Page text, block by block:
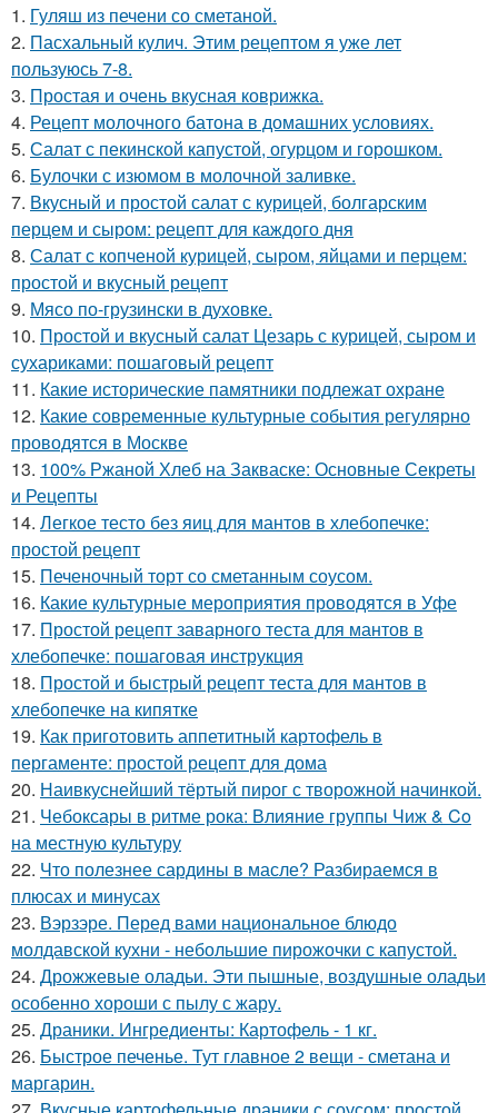
1. Гуляш из печени со сметаной.
2. Пасхальный кулич. Этим рецептом я уже лет
пользуюсь 7-8.
3. Простая и очень вкусная коврижка.
4. Рецепт молочного батона в домашних условиях.
5. Салат с пекинской капустой, огурцом и горошком.
6. Булочки с изюмом в молочной заливке.
7. Вкусный и простой салат с курицей, болгарским
перцем и сыром: рецепт для каждого дня
8. Салат с копченой курицей, сыром, яйцами и перцем:
простой и вкусный рецепт
9. Мясо по-грузински в духовке.
10. Простой и вкусный салат Цезарь с курицей, сыром и
сухариками: пошаговый рецепт
11. Какие исторические памятники подлежат охране
12. Какие современные культурные события регулярно
проводятся в Москве
13. 100% Ржаной Хлеб на Закваске: Основные Секреты
и Рецепты
14. Легкое тесто без яиц для мантов в хлебопечке:
простой рецепт
15. Печеночный торт со сметанным соусом.
16. Какие культурные мероприятия проводятся в Уфе
17. Простой рецепт заварного теста для мантов в
хлебопечке: пошаговая инструкция
18. Простой и быстрый рецепт теста для мантов в
хлебопечке на кипятке
19. Как приготовить аппетитный картофель в
пергаменте: простой рецепт для дома
20. Наивкуснейший тёртый пирог с творожной начинкой.
21. Чебоксары в ритме рока: Влияние группы Чиж & Co
на местную культуру
22. Что полезнее сардины в масле? Разбираемся в
плюсах и минусах
23. Вэрзэре. Перед вами национальное блюдо
молдавской кухни - небольшие пирожочки с капустой.
24. Дрожжевые оладьи. Эти пышные, воздушные оладьи
особенно хороши с пылу с жару.
25. Драники. Ингредиенты: Картофель - 1 кг.
26. Быстрое печенье. Тут главное 2 вещи - сметана и
маргарин.